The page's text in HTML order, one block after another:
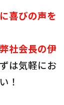
喜びの声を
弊社会長の伊
は気軽にお
！